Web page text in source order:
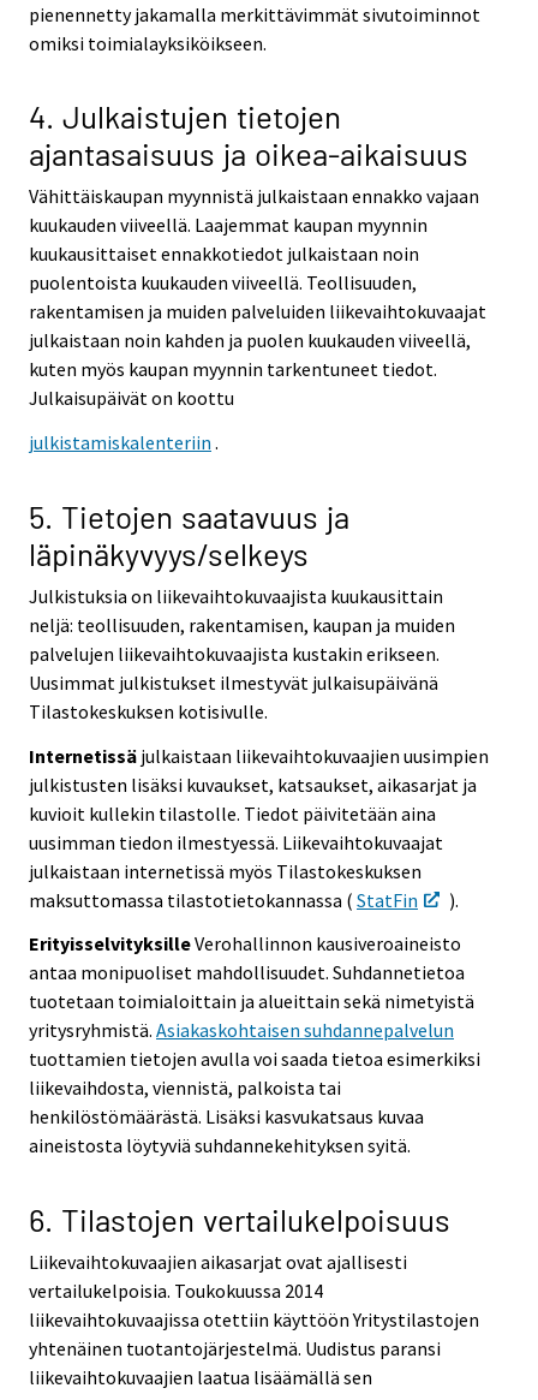
pienennetty jakamalla merkittävimmät sivutoiminnot
omiksi toimialayksiköikseen.
4. Julkaistujen tietojen
ajantasaisuus ja oikea-aikaisuus
Vähittäiskaupan myynnistä julkaistaan ennakko vajaan
kuukauden viiveellä. Laajemmat kaupan myynnin
kuukausittaiset ennakkotiedot julkaistaan noin
puolentoista kuukauden viiveellä. Teollisuuden,
rakentamisen ja muiden palveluiden liikevaihtokuvaajat
julkaistaan noin kahden ja puolen kuukauden viiveellä,
kuten myös kaupan myynnin tarkentuneet tiedot.
Julkaisupäivät on koottu
julkistamiskalenteriin .
5. Tietojen saatavuus ja
läpinäkyvyys/selkeys
Julkistuksia on liikevaihtokuvaajista kuukausittain
neljä: teollisuuden, rakentamisen, kaupan ja muiden
palvelujen liikevaihtokuvaajista kustakin erikseen.
Uusimmat julkistukset ilmestyvät julkaisupäivänä
Tilastokeskuksen kotisivulle.
Internetissä julkaistaan liikevaihtokuvaajien uusimpien
julkistusten lisäksi kuvaukset, katsaukset, aikasarjat ja
kuvioit kullekin tilastolle. Tiedot päivitetään aina
uusimman tiedon ilmestyessä. Liikevaihtokuvaajat
julkaistaan internetissä myös Tilastokeskuksen
maksuttomassa tilastotietokannassa ( StatFin
).
ErityisselvityksilleVerohallinnon kausiveroaineisto
antaa monipuoliset mahdollisuudet. Suhdannetietoa
tuotetaan toimialoittain ja alueittain sekä nimetyistä
yritysryhmistä. Asiakaskohtaisen suhdannepalvelun
tuottamien tietojen avulla voi saada tietoa esimerkiksi
liikevaihdosta, viennistä, palkoista tai
henkilöstömäärästä. Lisäksi kasvukatsaus kuvaa
aineistosta löytyviä suhdannekehityksen syitä.
6. Tilastojen vertailukelpoisuus
Liikevaihtokuvaajien aikasarjat ovat ajallisesti
vertailukelpoisia. Toukokuussa 2014
liikevaihtokuvaajissa otettiin käyttöön Yritystilastojen
yhtenäinen tuotantojärjestelmä. Uudistus paransi
liikevaihtokuvaajien laatua lisäämällä sen